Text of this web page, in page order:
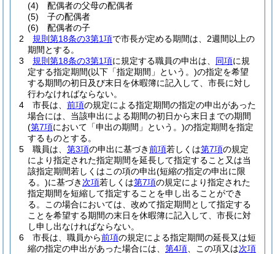
(4)
配偶者の父母の配偶者
(5)
子の配偶者
(6)
配偶者の子
2
規則第18条の3第1項で市長が定める期間は、2週間以上の
期間とする。
3
規則第18条の3第1項に規定する職員の申出は、 同項に規
定する指定期間(以下「指定期間」という。)の指定を希望
する期間の初日及び末日を休暇簿に記入して、市長に対し
行わなければならない。
4
市長は、 前項の規定による指定期間の指定の申出があった
場合には、当該申出による期間の初日から末日までの期間
(第7項において「申出の期間」という。)の指定期間を指定
するものとする。
5
職員は、 第3項の申出に基づき前項若しくは第7項の規定
により指定された指定期間を延長して指定すること又は当
該指定期間若しくはこの項の申出(短縮の指定の申出に限
る。)に基づき 次項若しくは第7項の規定により指定された
指定期間を短縮して指定することを申し出ることができ
る。
この場合においては、改めて指定期間として指定する
ことを希望する期間の末日を休暇簿に記入して、市長に対
し申し出なければならない。
6
市長は、職員から前項の規定による指定期間の延長又は短
縮の指定の申出があった場合には、 第4項 、この項又は次項